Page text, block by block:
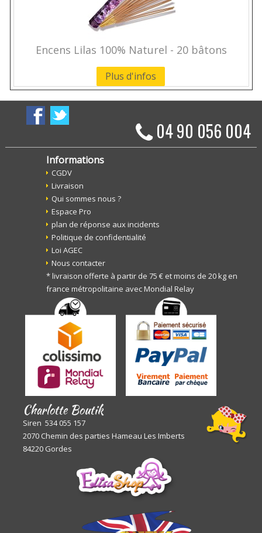
Encens Lilas 100% Naturel - 20 bâtons
Plus d'infos
04 90 056 004
Informations
CGDV
Livraison
Qui sommes nous ?
Espace Pro
plan de réponse aux incidents
Politique de confidentialité
Loi AGEC
Nous contacter
* livraison offerte à partir de 75 € et moins de 20 kg en
france métropolitaine avec Mondial Relay
Charlotte Boutik
Siren 534 055 157
2070 Chemin des parties Hameau Les Imberts
84220 Gordes